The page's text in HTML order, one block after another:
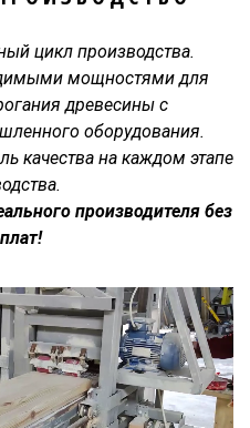
цикл производства.
мощностями для
древесины с
оборудования.
качества на каждом этапе
производителя без